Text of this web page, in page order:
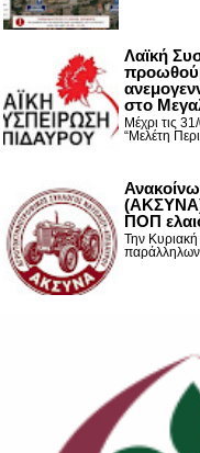
Λαϊκή
στο
Μέχρι τις
“Μελέτη
(ΑΚΣΥΝΑ)
ΠΟΠ
Την